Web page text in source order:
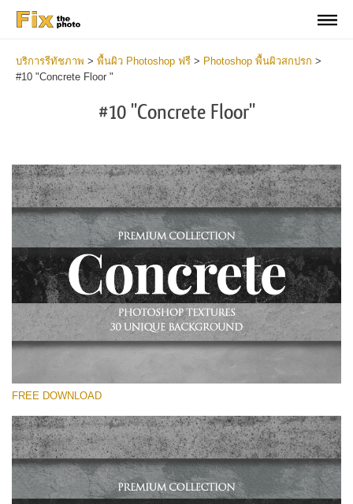
บริการรีทัชภาพ > พื้นผิว Photoshop ฟรี > Photoshop พื้นผิวสกปรก >
#10 "Concrete Floor "
#10 "Concrete Floor"
โปรดเลือก
Small 800*533px
Concrete Textures
(30 Overlays)
FREE DOWNLOAD